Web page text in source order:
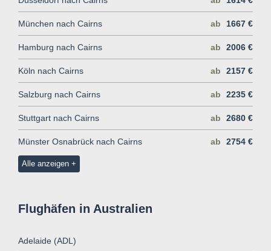
München nach Cairns ab 1667 €
Hamburg nach Cairns ab 2006 €
Köln nach Cairns ab 2157 €
Salzburg nach Cairns ab 2235 €
Stuttgart nach Cairns ab 2680 €
Münster Osnabrück nach Cairns ab 2754 €
Alle anzeigen
Flughäfen in Australien
Adelaide (ADL)